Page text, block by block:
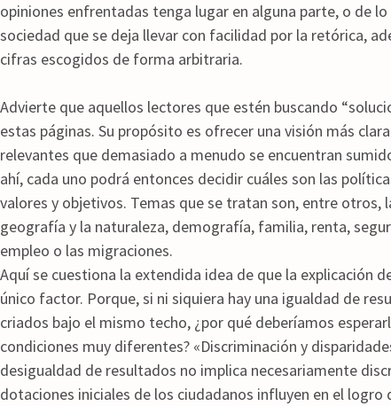
opiniones enfrentadas tenga lugar en alguna parte, o de
sociedad que se deja llevar con facilidad por la retórica,
cifras escogidos de forma arbitraria.
Advierte que aquellos lectores que estén buscando
estas páginas. Su propósito es ofrecer una visión más
relevantes que demasiado a menudo se encuentran
ahí, cada uno podrá entonces decidir cuáles son las
valores y objetivos. Temas que se tratan son, entre otros,
geografía y la naturaleza, demografía, familia, renta,
empleo o las migraciones.
Aquí se cuestiona la extendida idea de que la explicación
único factor. Porque, si ni siquiera hay una igualdad de
criados bajo el mismo techo, ¿por qué deberíamos
condiciones muy diferentes? «Discriminación y
desigualdad de resultados no implica necesariamente
dotaciones iniciales de los ciudadanos influyen en el